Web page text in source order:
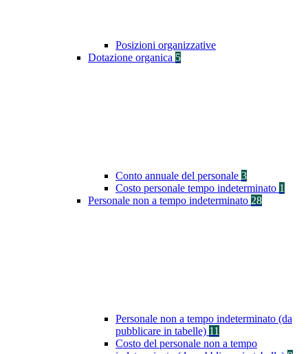
Posizioni organizzative
Dotazione organica 5
Conto annuale del personale 3
Costo personale tempo indeterminato 1
Personale non a tempo indeterminato 28
Personale non a tempo indeterminato (da
pubblicare in tabelle) 11
Costo del personale non a tempo